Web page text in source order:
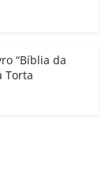
“Bíblia da
Torta